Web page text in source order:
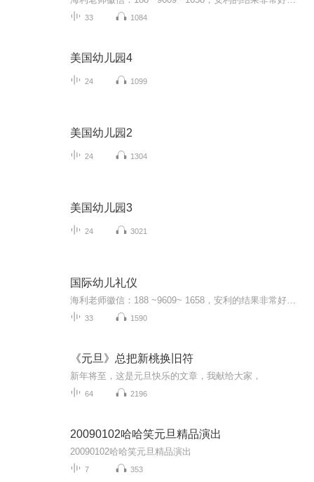
33 1084
美国幼儿园4
24 1099
美国幼儿园2
24 1304
美国幼儿园3
24 3021
国际幼儿礼仪
33 1590
《元旦》总把新桃换旧符
新年将至，这是元旦快乐的文章，我献给大家，
64 2196
20090102哈哈笑元旦精品演出
20090102哈哈笑元旦精品演出
7 353